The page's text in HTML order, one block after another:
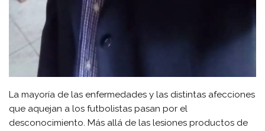
La mayoría de las enfermedades y las distintas afecciones
que aquejan a los futbolistas pasan por el
desconocimiento. Más allá de las lesiones productos de